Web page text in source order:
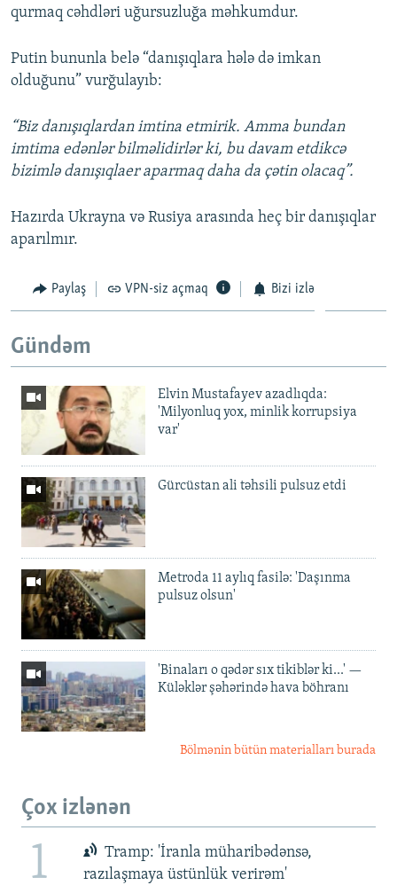
qurmaq cəhdləri uğursuzluğa məhkumdur.
Putin bununla belə “danışıqlara hələ də imkan
olduğunu” vurğulayıb:
“Biz danışıqlardan imtina etmirik. Amma bundan
imtima edənlər bilməlidirlər ki, bu davam etdikcə
bizimlə danışıqlaer aparmaq daha da çətin olacaq”.
Hazırda Ukrayna və Rusiya arasında heç bir danışıqlar
aparılmır.
Paylaş VPN-siz açmaq Bizi izlə
Gündəm
Elvin Mustafayev azadlıqda:
'Milyonluq yox, minlik korrupsiya
var'
Gürcüstan ali təhsili pulsuz etdi
Metroda 11 aylıq fasilə: 'Daşınma
pulsuz olsun'
'Binaları o qədər sıx tikiblər ki...' —
Küləklər şəhərində hava böhranı
Bölmənin bütün materialları burada
Çox izlənən
1
Tramp: 'İranla müharibədənsə,
razılaşmaya üstünlük verirəm'